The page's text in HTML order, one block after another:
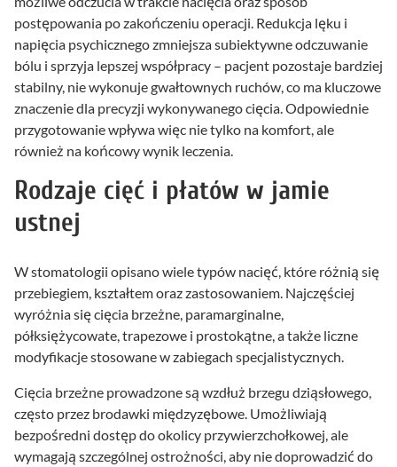
postępowania po zakończeniu operacji. Redukcja lęku i
napięcia psychicznego zmniejsza subiektywne odczuwanie
bólu i sprzyja lepszej współpracy – pacjent pozostaje bardziej
stabilny, nie wykonuje gwałtownych ruchów, co ma kluczowe
znaczenie dla precyzji wykonywanego cięcia. Odpowiednie
przygotowanie wpływa więc nie tylko na komfort, ale
również na końcowy wynik leczenia.
Rodzaje cięć i płatów w jamie
ustnej
W stomatologii opisano wiele typów nacięć, które różnią się
przebiegiem, kształtem oraz zastosowaniem. Najczęściej
wyróżnia się cięcia brzeżne, paramarginalne,
półksiężycowate, trapezowe i prostokątne, a także liczne
modyfikacje stosowane w zabiegach specjalistycznych.
Cięcia brzeżne prowadzone są wzdłuż brzegu dziąsłowego,
często przez brodawki międzyzębowe. Umożliwiają
bezpośredni dostęp do okolicy przywierzchołkowej, ale
wymagają szczególnej ostrożności, aby nie doprowadzić do